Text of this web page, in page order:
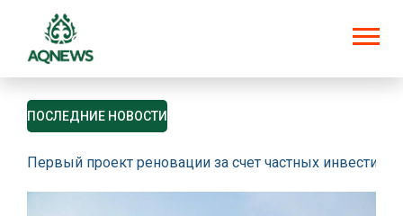
ПОСЛЕДНИЕ НОВОСТИ
Первый проект реновации за счет частных